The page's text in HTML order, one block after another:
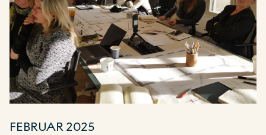
FEBRUAR 2025